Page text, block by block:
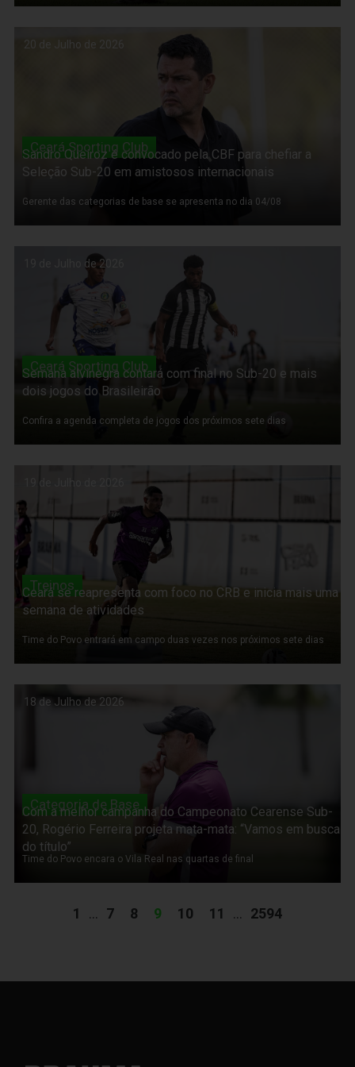
20 de Julho de 2026
Ceará Sporting Club
Sandro Queiroz é convocado pela CBF para chefiar a
Seleção Sub-20 em amistosos internacionais
Gerente das categorias de base se apresenta no dia 04/08
19 de Julho de 2026
Ceará Sporting Club
Semana alvinegra contará com final no Sub-20 e mais
dois jogos do Brasileirão
Confira a agenda completa de jogos dos próximos sete dias
19 de Julho de 2026
Treinos
Ceará se reapresenta com foco no CRB e inicia mais uma
semana de atividades
Time do Povo entrará em campo duas vezes nos próximos sete dias
18 de Julho de 2026
Categoria de Base
Com a melhor campanha do Campeonato Cearense Sub-
20, Rogério Ferreira projeta mata-mata: “Vamos em busca
do título”
Time do Povo encara o Vila Real nas quartas de final
1 ... 7 8 9 10 11 ... 2594